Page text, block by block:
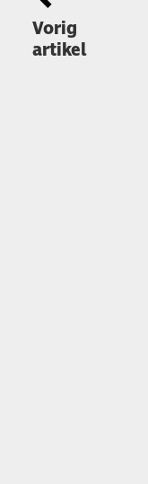
Vorig
artikel